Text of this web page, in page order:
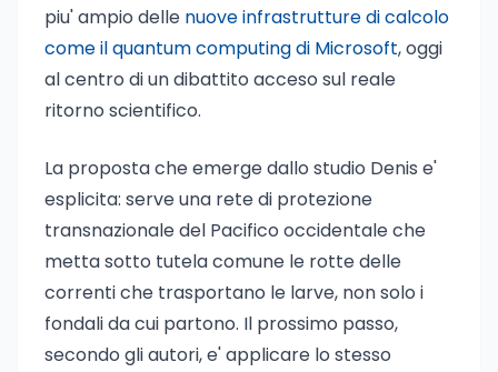
piu' ampio delle nuove infrastrutture di calcolo
come il quantum computing di Microsoft, oggi
al centro di un dibattito acceso sul reale
ritorno scientifico.
La proposta che emerge dallo studio Denis e'
esplicita: serve una rete di protezione
transnazionale del Pacifico occidentale che
metta sotto tutela comune le rotte delle
correnti che trasportano le larve, non solo i
fondali da cui partono. Il prossimo passo,
secondo gli autori, e' applicare lo stesso